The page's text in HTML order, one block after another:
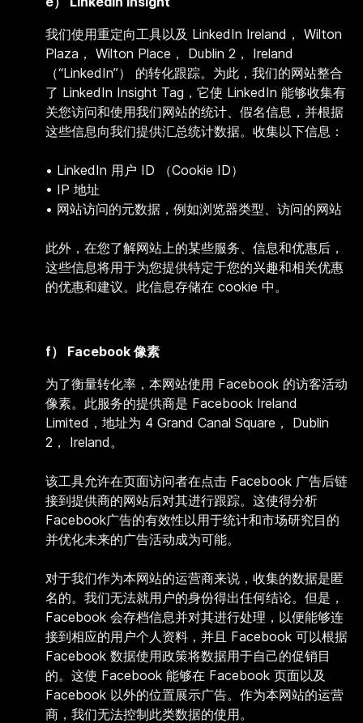
我们使用重定向工具以及 LinkedIn Ireland， Wilton
Plaza， Wilton Place， Dublin 2， Ireland
（“LinkedIn”） 的转化跟踪。为此，我们的网站整合
了 LinkedIn Insight Tag，它使 LinkedIn 能够收集有
关您访问和使用我们网站的统计、假名信息，并根据
这些信息向我们提供汇总统计数据。收集以下信息：
• LinkedIn 用户 ID （Cookie ID）
• IP 地址
• 网站访问的元数据，例如浏览器类型、访问的网站
此外，在您了解网站上的某些服务、信息和优惠后，
这些信息将用于为您提供特定于您的兴趣和相关优惠
的优惠和建议。此信息存储在 cookie 中。
f） Facebook 像素
为了衡量转化率，本网站使用 Facebook 的访客活动
像素。此服务的提供商是 Facebook Ireland
Limited，地址为 4 Grand Canal Square， Dublin
2， Ireland。
该工具允许在页面访问者在点击 Facebook 广告后链
接到提供商的网站后对其进行跟踪。这使得分析
Facebook广告的有效性以用于统计和市场研究目的
并优化未来的广告活动成为可能。
对于我们作为本网站的运营商来说，收集的数据是匿
名的。我们无法就用户的身份得出任何结论。但是，
Facebook 会存档信息并对其进行处理，以便能够连
接到相应的用户个人资料，并且 Facebook 可以根据
Facebook 数据使用政策将数据用于自己的促销目
的。这使 Facebook 能够在 Facebook 页面以及
Facebook 以外的位置展示广告。作为本网站的运营
商，我们无法控制此类数据的使用。